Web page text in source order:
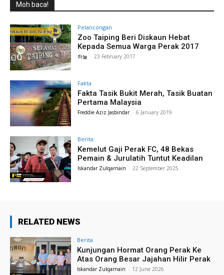
Moh baca!
Pelancongan
Zoo Taiping Beri Diskaun Hebat
Kepada Semua Warga Perak 2017
하늘 - 23 February 2017
Fakta
Fakta Tasik Bukit Merah, Tasik Buatan
Pertama Malaysia
Freddie Aziz Jasbindar - 6 January 2019
Berita
Kemelut Gaji Perak FC, 48 Bekas
Pemain & Jurulatih Tuntut Keadilan
Iskandar Zulqarnain - 22 September 2025
RELATED NEWS
Berita
Kunjungan Hormat Orang Perak Ke
Atas Orang Besar Jajahan Hilir Perak
Iskandar Zulqarnain - 12 June 2026